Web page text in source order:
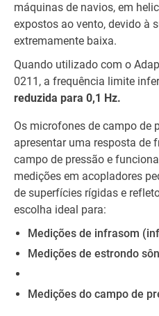
máquinas de navios, em
expostos ao vento, devido à
extremamente baixa.
Quando utilizado com o
0211, a frequência limite
reduzida para 0,1 Hz.
Os microfones de campo de
apresentar uma resposta de
campo de pressão e
medições em acopladores
de superfícies rígidas e
escolha ideal para:
Medições de infrasom
Medições de estrondo
Medições do campo de